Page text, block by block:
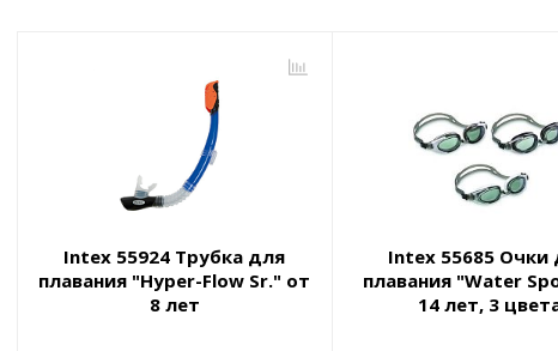
Intex 55924 Трубка для
плавания "Hyper-Flow Sr." от
8 лет
Intex 55685 Очки
плавания "Water
14 лет, 3